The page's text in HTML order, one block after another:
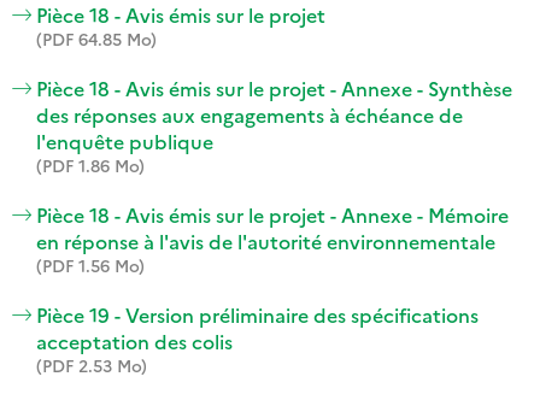
Pièce 18 - Avis émis sur le projet
(PDF 64.85 Mo)
Pièce 18 - Avis émis sur le projet - Annexe - Synthèse
des réponses aux engagements à échéance de
l'enquête publique
(PDF 1.86 Mo)
Pièce 18 - Avis émis sur le projet - Annexe - Mémoire
en réponse à l'avis de l'autorité environnementale
(PDF 1.56 Mo)
Pièce 19 - Version préliminaire des spécifications
acceptation des colis
(PDF 2.53 Mo)